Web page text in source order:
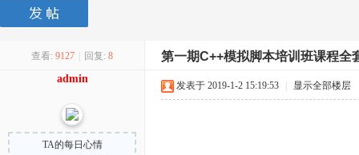
查看: 9127 回复: 8 第一期C++模拟脚本培训班课程全
admin
TA的每日心情
发表于 2019-1-2 15:19:53 显示全部楼层